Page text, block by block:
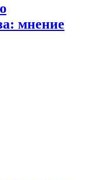
мнение